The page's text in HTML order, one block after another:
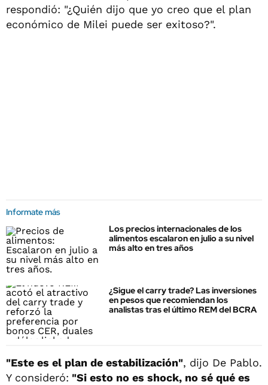
respondió: "¿Quién dijo que yo creo que el plan
económico de Milei puede ser exitoso?".
Informate más
Los precios internacionales de los
alimentos escalaron en julio a su nivel
más alto en tres años
¿Sigue el carry trade? Las inversiones
en pesos que recomiendan los
analistas tras el último REM del BCRA
"Este es el plan de estabilización", dijo De Pablo.
Y consideró: "Si esto no es shock, no sé qué es